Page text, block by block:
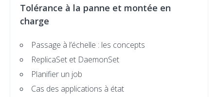
Tolérance à la panne et montée en
charge
Passage à l’échelle : les concepts
ReplicaSet et DaemonSet
Planifier un job
Cas des applications à état